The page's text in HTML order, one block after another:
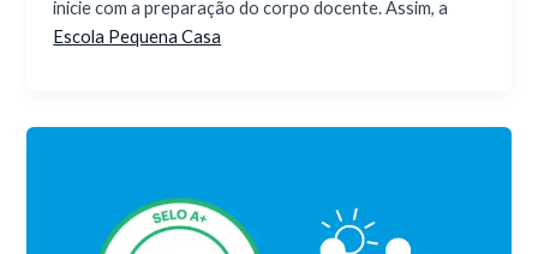
inicie com a preparação do corpo docente. Assim, a
Escola Pequena Casa